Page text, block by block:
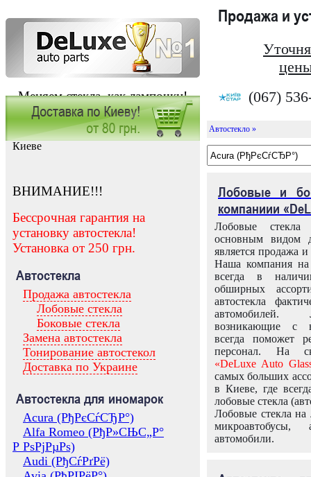
Меняем стекла, как лампочки!
Продажа и
(067)
Заказать установку автостекла в
Киеве
ВНИМАНИЕ!!!
Бессрочная гарантия на
установку автостекла!
Установка от 250 грн.
Автостекла
Продажа автостекла
Лобовые стекла
Боковые стекла
Замена автостекла
Тонирование автостекол
Доставка по Украине
Автостекла для иномарок
Acura (РђРєСѓСЂР°)
Alfa Romeo (РђР»СЊС„Р°
Р РѕРјРµРѕ)
Audi (РђСѓРґРё)
Автостекло »
Лобовые и
компаниии
Лобовые
основным видом
является продажа и
Наша компания на
всегда в
обширных
автостекла
возникающие с
всегда поможет
персонал. На
«DeLuxe Auto
самых больших
в Киеве, где
лобовые стекла
Лобовые стекла на
микроавтобусы,
автомобили.